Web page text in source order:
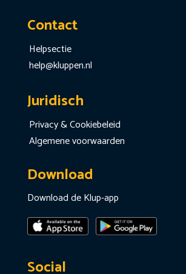
Contact
Helpsectie
help@kluppen.nl
Juridisch
Privacy & Cookiebeleid
Algemene voorwaarden
Download
Download de Klup-app
Social